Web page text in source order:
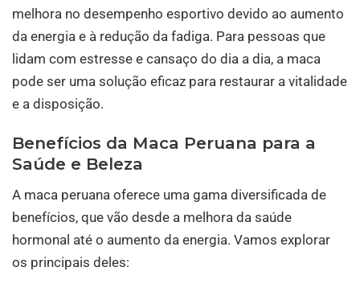
melhora no desempenho esportivo devido ao aumento
da energia e à redução da fadiga. Para pessoas que
lidam com estresse e cansaço do dia a dia, a maca
pode ser uma solução eficaz para restaurar a vitalidade
e a disposição.
Benefícios da Maca Peruana para a
Saúde e Beleza
A maca peruana oferece uma gama diversificada de
benefícios, que vão desde a melhora da saúde
hormonal até o aumento da energia. Vamos explorar
os principais deles: